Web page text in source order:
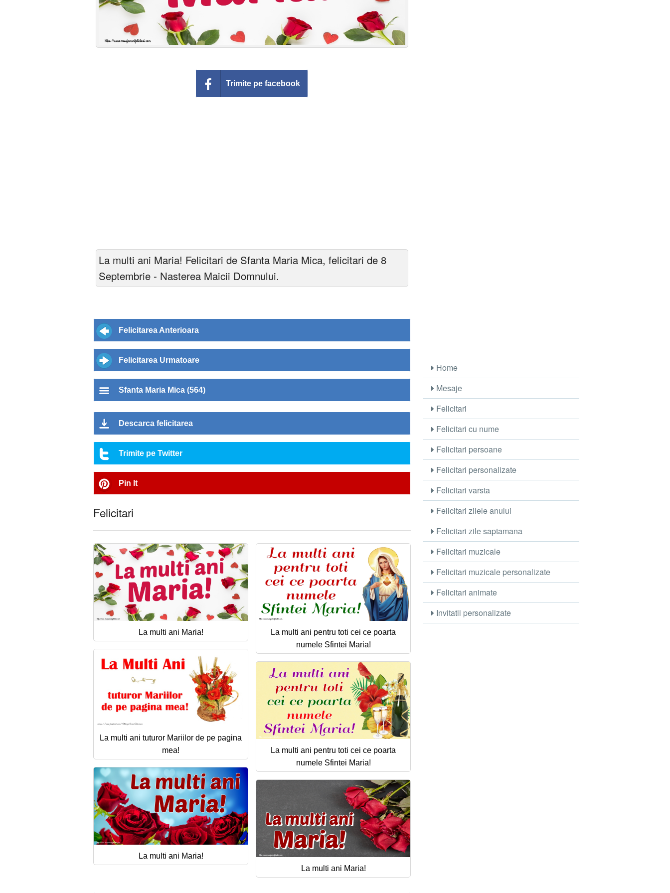
Trimite pe facebook
La multi ani Maria! Felicitari de Sfanta Maria Mica, felicitari de 8
Septembrie - Nasterea Maicii Domnului.
Felicitarea Anterioara
Felicitarea Urmatoare
Sfanta Maria Mica (564)
Descarca felicitarea
Trimite pe Twitter
Pin It
Felicitari
La multi ani Maria!
La multi ani pentru toti cei ce poarta
numele Sfintei Maria!
La multi ani tuturor Mariilor de pe pagina
mea!
La multi ani pentru toti cei ce poarta
numele Sfintei Maria!
La multi ani Maria!
La multi ani Maria!
Home
Mesaje
Felicitari
Felicitari cu nume
Felicitari persoane
Felicitari personalizate
Felicitari varsta
Felicitari zilele anului
Felicitari zile saptamana
Felicitari muzicale
Felicitari muzicale personalizate
Felicitari animate
Invitatii personalizate